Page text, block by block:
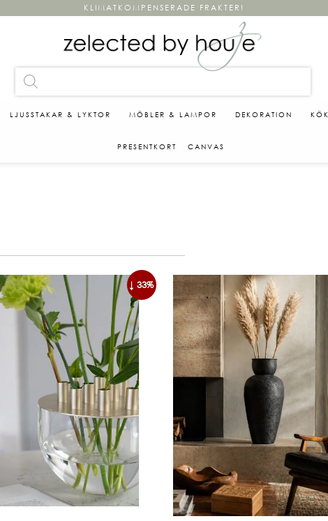
KLIMATKOMPENSERADE FRAKTER!
LJUSSTAKAR & LYKTOR MÖBLER & LAMPOR DEKORATION KÖK
PRESENTKORT CANVAS
↓ 33%